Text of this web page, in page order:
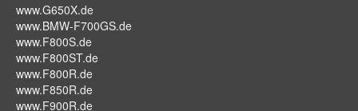
www.G650X.de
www.BMW-F700GS.de
www.F800S.de
www.F800ST.de
www.F800R.de
www.F850R.de
www.F900R.de